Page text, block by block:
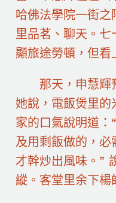
哈佛法學院一街之
里品茗、聊天。
顯旅途勞頓，但看
那天，申慧輝
她說，電飯煲里的
家的口氣說明道：
及用剩飯做的，必
才幹炒出風味。”
縱。客堂里余下楊